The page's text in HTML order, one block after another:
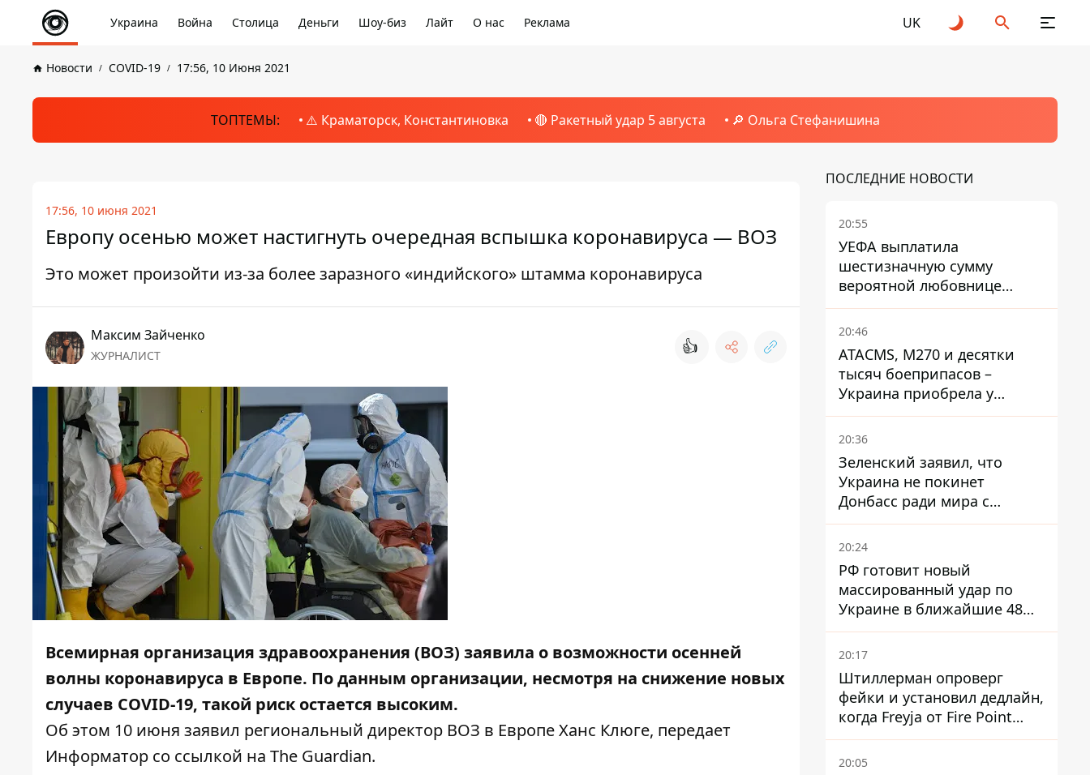
Украина Война Столица Деньги Шоу-биз Лайт О нас Реклама UK
Новости COVID-19 17:56, 10 Июня 2021
ТОПТЕМЫ: ⚠️ Краматорск, Константиновка 🔴 Ракетный удар 5 августа 🔎 Ольга Стефанишина
17:56, 10 июня 2021
Европу осенью может настигнуть очередная вспышка коронавируса — ВОЗ
Это может произойти из-за более заразного «индийского» штамма коронавируса
Максим Зайченко
ЖУРНАЛИСТ 👍
Всемирная организация здравоохранения (ВОЗ) заявила о возможности осенней
волны коронавируса в Европе. По данным организации, несмотря на снижение новых
случаев COVID-19, такой риск остается высоким.
Об этом 10 июня заявил региональный директор ВОЗ в Европе Ханс Клюге, передает
Информатор со ссылкой на The Guardian.
ПОСЛЕДНИЕ НОВОСТИ
20:55
УЕФА выплатила
шестизначную сумму
вероятной любовнице
Инфантино - The Telegraph
20:46
ATACMS, M270 и десятки
тысяч боеприпасов –
Украина приобрела у
Турции мощный пакет
вооружения
20:36
Зеленский заявил, что
Украина не покинет
Донбасс ради мира с
Россией
20:24
РФ готовит новый
массированный удар по
Украине в ближайшие 48
часов – разведка США
20:17
Штиллерман опроверг
фейки и установил дедлайн,
когда Freyja от Fire Point
полноценно заработает
против баллистики
20:05